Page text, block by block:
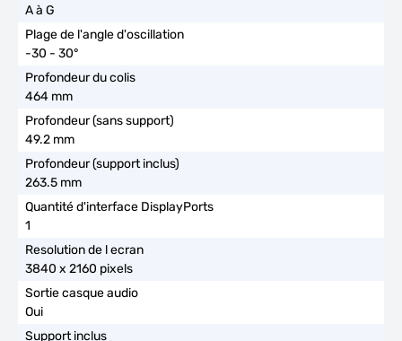
A à G
-30 - 30°
464 mm
49.2 mm
263.5 mm
1
3840 x 2160 pixels
Oui